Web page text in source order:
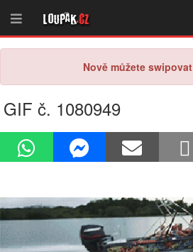
Loupak.cz
Nově můžete swipovat
GIF č. 1080949